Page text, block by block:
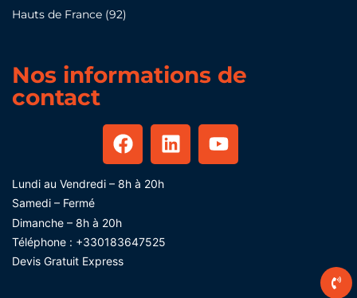
Hauts de France (92)
Nos informations de
contact
Lundi au Vendredi – 8h à 20h
Samedi – Fermé
Dimanche – 8h à 20h
Téléphone : +330183647525
Devis Gratuit Express​